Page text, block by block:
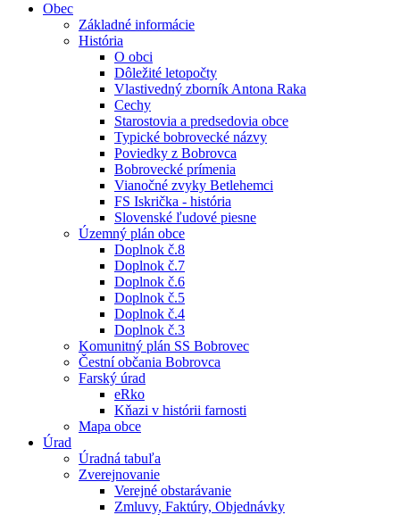
Obec
Základné informácie
História
O obci
Dôležité letopočty
Vlastivedný zborník Antona Raka
Cechy
Starostovia a predsedovia obce
Typické bobrovecké názvy
Poviedky z Bobrovca
Bobrovecké prímenia
Vianočné zvyky Betlehemci
FS Iskrička - história
Slovenské ľudové piesne
Územný plán obce
Doplnok č.8
Doplnok č.7
Doplnok č.6
Doplnok č.5
Doplnok č.4
Doplnok č.3
Komunitný plán SS Bobrovec
Čestní občania Bobrovca
Farský úrad
eRko
Kňazi v histórii farnosti
Mapa obce
Úrad
Úradná tabuľa
Zverejnovanie
Verejné obstarávanie
Zmluvy, Faktúry, Objednávky